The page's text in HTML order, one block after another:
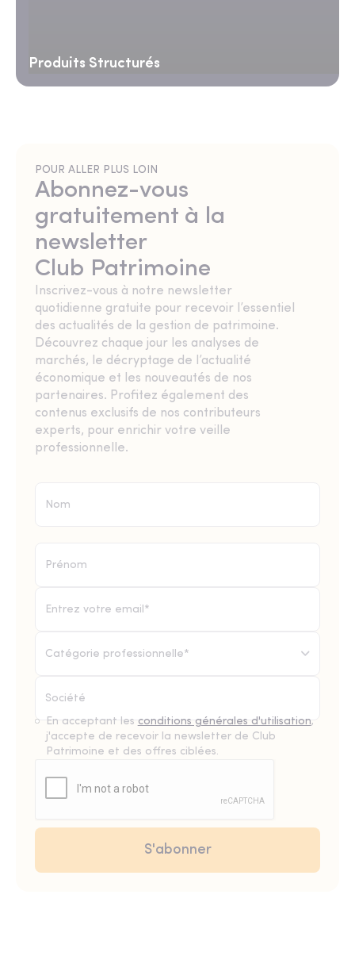
Produits Structurés
POUR ALLER PLUS LOIN
Abonnez-vous
gratuitement à la
newsletter
Club Patrimoine
Inscrivez-vous à notre newsletter
quotidienne gratuite pour recevoir l’essentiel
des actualités de la gestion de patrimoine.
Découvrez chaque jour les analyses de
marchés, le décryptage de l’actualité
économique et les nouveautés de nos
partenaires. Profitez également des
contenus exclusifs de nos contributeurs
experts, pour enrichir votre veille
professionnelle.
Catégorie professionnelle*
En acceptant les conditions générales d'utilisation,
j'accepte de recevoir la newsletter de Club
Patrimoine et des offres ciblées.